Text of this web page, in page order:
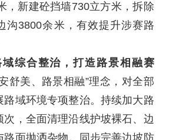
，新建砼挡墙730立方米，拆除
沟3800余米，有效提升涉赛路
综合整治，打造路景相融赛
舒美、路景相融”理念，对全部
路域环境专项整治。持续加大路
次，全面清理沿线护坡裸石、边
路面抛洒杂物。同步完善边坡防